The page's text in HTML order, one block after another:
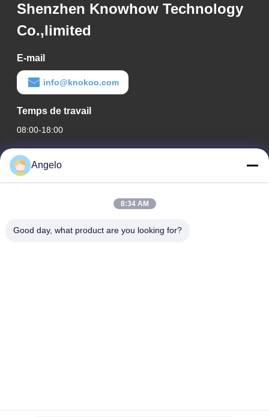
Shenzhen Knowhow Technology
Co.,limited
E-mail
info@knokoo.com
Temps de travail
08:00-18:00
Notre adresse
Adresse de l'entreprise
Minzhi, district de Longhua, ville de Shenzhen, province du
Angelo
8:34 AM
Good day, what product are you looking for?